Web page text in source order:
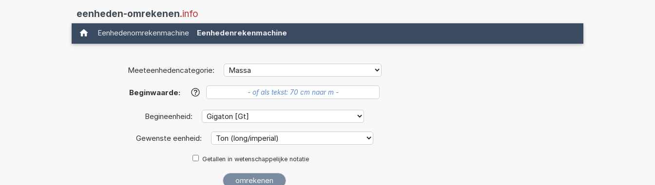
eenheden-omrekenen.info
Eenhedenomrekenmachine Eenhedenrekenmachine
Meeteenhedencategorie:
Beginwaarde: ?
Begineenheid:
Gewenste eenheid:
Getallen in wetenschappelijke notatie